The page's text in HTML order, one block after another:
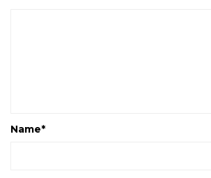
Name*